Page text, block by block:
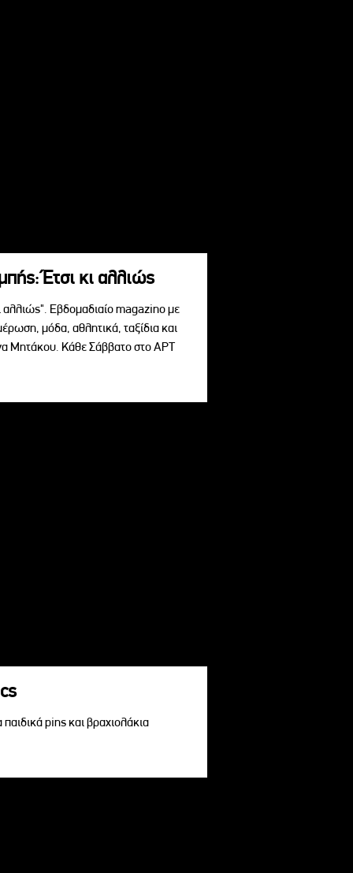
Έτσι κι αλλιώς
αλλιώς". Εβδομαδιαίο magazino με
μόδα, αθλητικά, ταξίδια και
Μητάκου. Κάθε Σάββατο στο ΑΡΤ
pins και βραχιολάκια